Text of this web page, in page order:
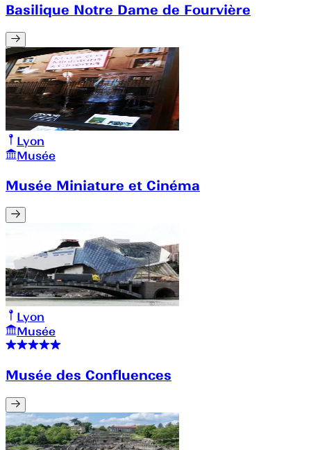
Basilique Notre Dame de Fourvière
Lyon
Musée
Musée Miniature et Cinéma
Lyon
Musée
Musée des Confluences